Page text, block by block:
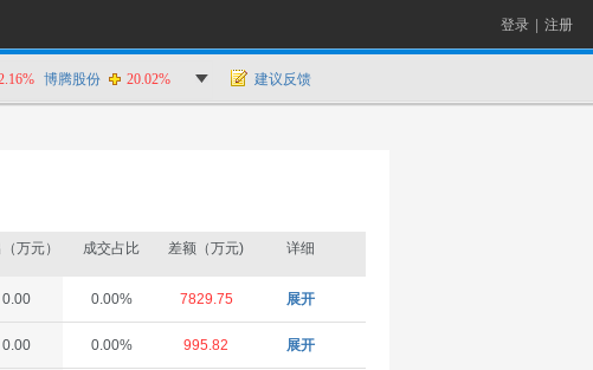
登录 注册
博腾股份 20.02% 建议反馈
万元） 成交占比 差额（万元) 详细
0.00 0.00% 7829.75 展开
0.00 0.00% 995.82 展开